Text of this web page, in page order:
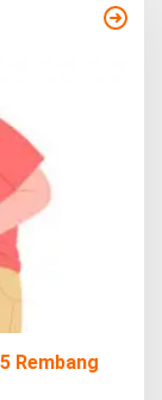
Rembang